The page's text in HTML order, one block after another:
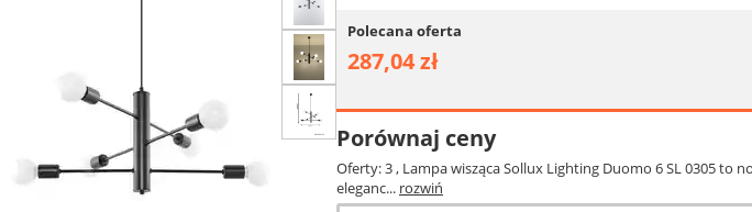
Polecana oferta
287,04 zł
Porównaj ceny
Oferty: 3, Lampa wisząca Sollux Lighting Duomo 6 SL 0305 to
eleganc... rozwiń